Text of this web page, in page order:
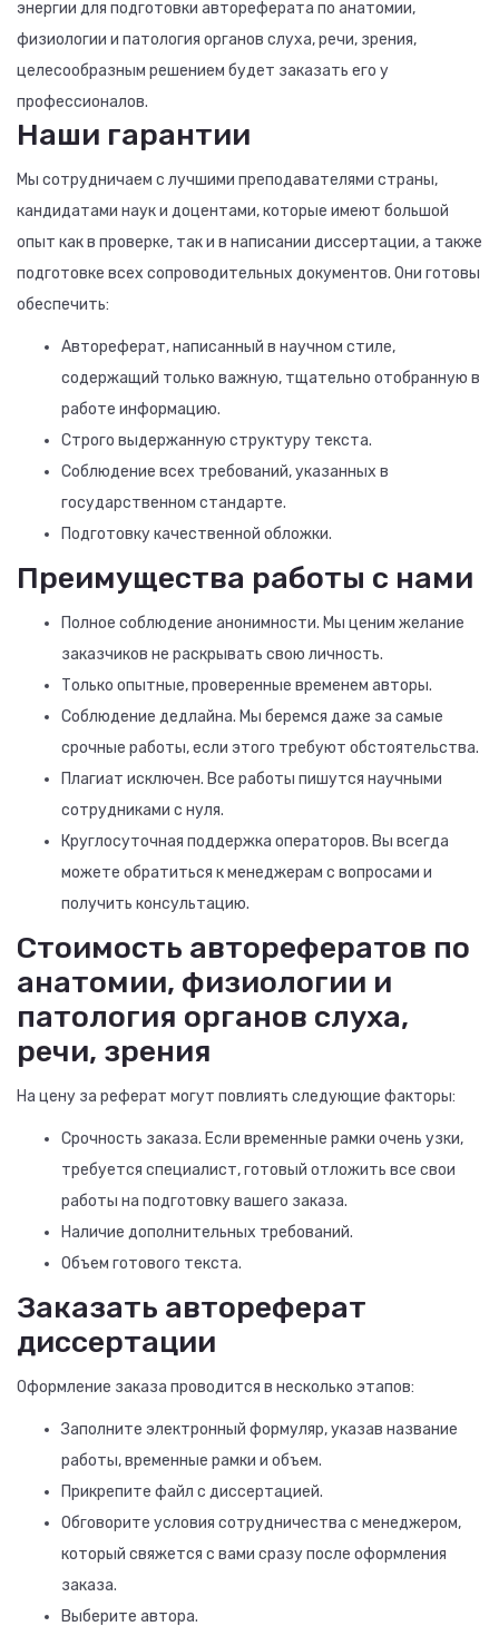
энергии для подготовки автореферата по анатомии,
физиологии и патология органов слуха, речи, зрения,
целесообразным решением будет заказать его у
профессионалов.
Наши гарантии
Мы сотрудничаем с лучшими преподавателями страны,
кандидатами наук и доцентами, которые имеют большой
опыт как в проверке, так и в написании диссертации, а также
подготовке всех сопроводительных документов. Они готовы
обеспечить:
Автореферат, написанный в научном стиле,
содержащий только важную, тщательно отобранную в
работе информацию.
Строго выдержанную структуру текста.
Соблюдение всех требований, указанных в
государственном стандарте.
Подготовку качественной обложки.
Преимущества работы с нами
Полное соблюдение анонимности. Мы ценим желание
заказчиков не раскрывать свою личность.
Только опытные, проверенные временем авторы.
Соблюдение дедлайна. Мы беремся даже за самые
срочные работы, если этого требуют обстоятельства.
Плагиат исключен. Все работы пишутся научными
сотрудниками с нуля.
Круглосуточная поддержка операторов. Вы всегда
можете обратиться к менеджерам с вопросами и
получить консультацию.
Стоимость авторефератов по
анатомии, физиологии и
патология органов слуха,
речи, зрения
На цену за реферат могут повлиять следующие факторы:
Срочность заказа. Если временные рамки очень узки,
требуется специалист, готовый отложить все свои
работы на подготовку вашего заказа.
Наличие дополнительных требований.
Объем готового текста.
Заказать автореферат
диссертации
Оформление заказа проводится в несколько этапов:
Заполните электронный формуляр, указав название
работы, временные рамки и объем.
Прикрепите файл с диссертацией.
Обговорите условия сотрудничества с менеджером,
который свяжется с вами сразу после оформления
заказа.
Выберите автора.